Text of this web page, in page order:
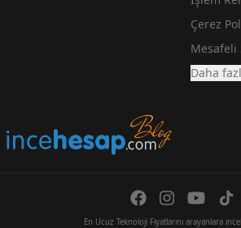
Çerez
Mesafeli
Daha
En Ucuz Teknoloji Fiyatlarını arayanlara